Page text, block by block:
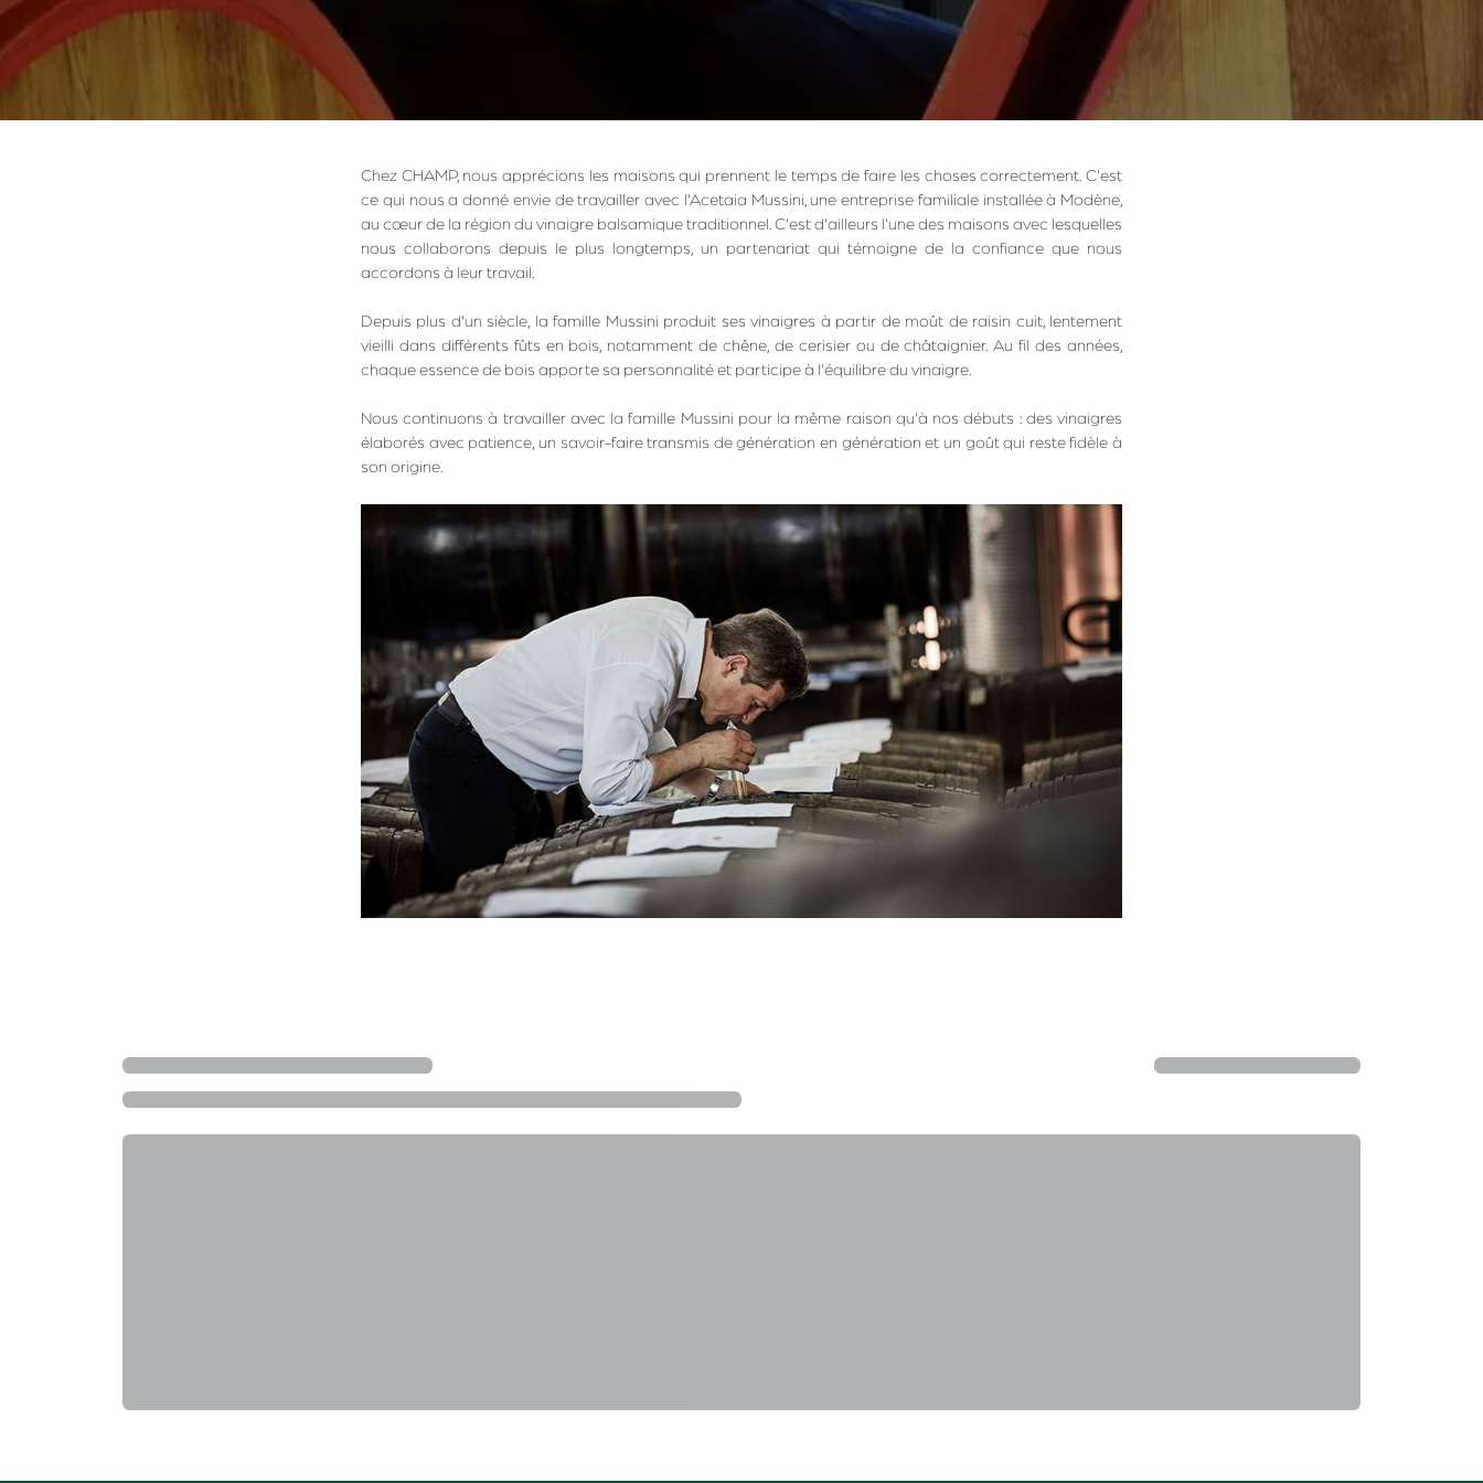
Chez CHAMP, nous apprécions les maisons qui prennent le temps de faire les choses correctement. C'est
ce qui nous a donné envie de travailler avec l'Acetaia Mussini, une entreprise familiale installée à Modène,
au cœur de la région du vinaigre balsamique traditionnel. C'est d'ailleurs l'une des maisons avec lesquelles
nous collaborons depuis le plus longtemps, un partenariat qui témoigne de la confiance que nous
accordons à leur travail.
Depuis plus d'un siècle, la famille Mussini produit ses vinaigres à partir de moût de raisin cuit, lentement
vieilli dans différents fûts en bois, notamment de chêne, de cerisier ou de châtaignier. Au fil des années,
chaque essence de bois apporte sa personnalité et participe à l'équilibre du vinaigre.
Nous continuons à travailler avec la famille Mussini pour la même raison qu'à nos débuts : des vinaigres
élaborés avec patience, un savoir-faire transmis de génération en génération et un goût qui reste fidèle à
son origine.